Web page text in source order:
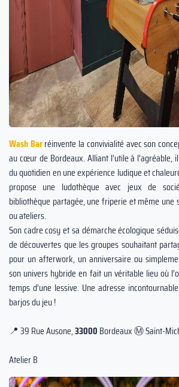
Wash Barréinvente la convivialité avec son
au cœur de Bordeaux. Alliant l’utile à l’agréable,
du quotidien en une expérience ludique et
propose une ludothèque avec jeux de
bibliothèque partagée, une friperie et même une
ou ateliers.
Son cadre cosy et sa démarche écologique
de découvertes que les groupes souhaitant
pour un afterwork, un anniversaire ou
son univers hybride en fait un véritable lieu où
temps d’une lessive. Une adresse
barjos du jeu !
📍 39 Rue Ausone,33000 Bordeaux Ⓜ️ Saint-
Atelier B